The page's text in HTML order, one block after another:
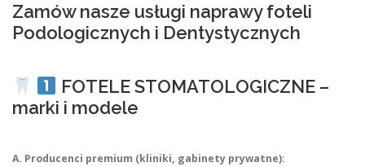
Zamów nasze usługi naprawy foteli
Podologicznych i Dentystycznych
FOTELE STOMATOLOGICZNE –
marki i modele
A. Producenci premium (kliniki, gabinety prywatne):